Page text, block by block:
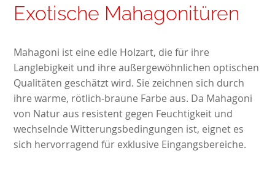
Exotische Mahagonitüren
Mahagoni ist eine edle Holzart, die für ihre
Langlebigkeit und ihre außergewöhnlichen optischen
Qualitäten geschätzt wird. Sie zeichnen sich durch
ihre warme, rötlich-braune Farbe aus. Da Mahagoni
von Natur aus resistent gegen Feuchtigkeit und
wechselnde Witterungsbedingungen ist, eignet es
sich hervorragend für exklusive Eingangsbereiche.